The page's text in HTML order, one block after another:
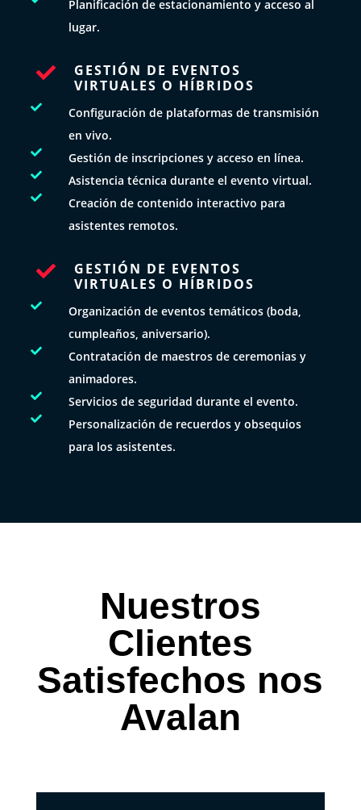
Planificación de estacionamiento y acceso al
lugar.

GESTIÓN DE EVENTOS
VIRTUALES O HÍBRIDOS

Configuración de plataformas de transmisión
en vivo.
 Gestión de inscripciones y acceso en línea.
 Asistencia técnica durante el evento virtual.

Creación de contenido interactivo para
asistentes remotos.

GESTIÓN DE EVENTOS
VIRTUALES O HÍBRIDOS

Organización de eventos temáticos (boda,
cumpleaños, aniversario).

Contratación de maestros de ceremonias y
animadores.
 Servicios de seguridad durante el evento.

Personalización de recuerdos y obsequios
para los asistentes.
Nuestros
Clientes
Satisfechos nos
Avalan